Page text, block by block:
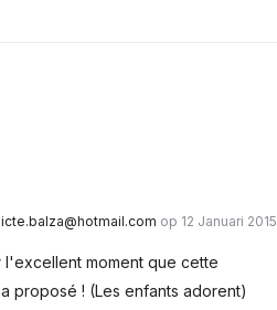
op 12 Januari 2015
l'excellent moment que cette
proposé ! (Les enfants adorent)